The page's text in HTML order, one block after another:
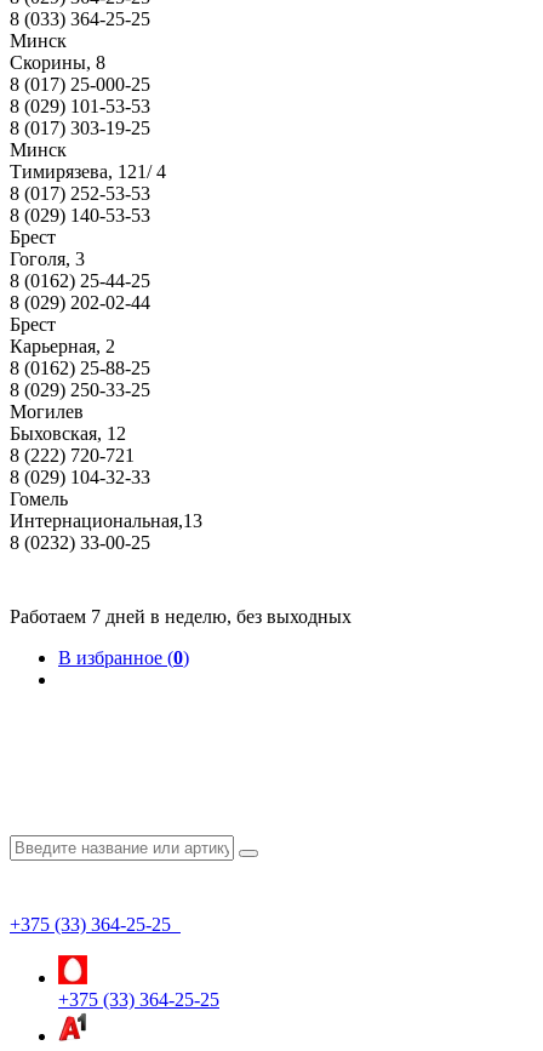
8 (033) 364-25-25
Минск
Скорины, 8
8 (017) 25-000-25
8 (029) 101-53-53
8 (017) 303-19-25
Минск
Тимирязева, 121/ 4
8 (017) 252-53-53
8 (029) 140-53-53
Брест
Гоголя, 3
8 (0162) 25-44-25
8 (029) 202-02-44
Брест
Карьерная, 2
8 (0162) 25-88-25
8 (029) 250-33-25
Могилев
Быховская, 12
8 (222) 720-721
8 (029) 104-32-33
Гомель
Интернациональная,13
8 (0232) 33-00-25
Работаем 7 дней в неделю, без выходных
В избранное (0)
+375 (33) 364-25-25
+375 (33) 364-25-25